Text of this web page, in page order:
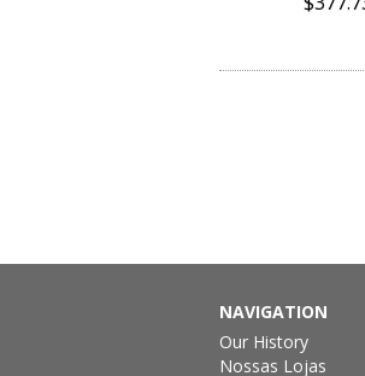
NAVIGATION
Our History
Nossas Lojas